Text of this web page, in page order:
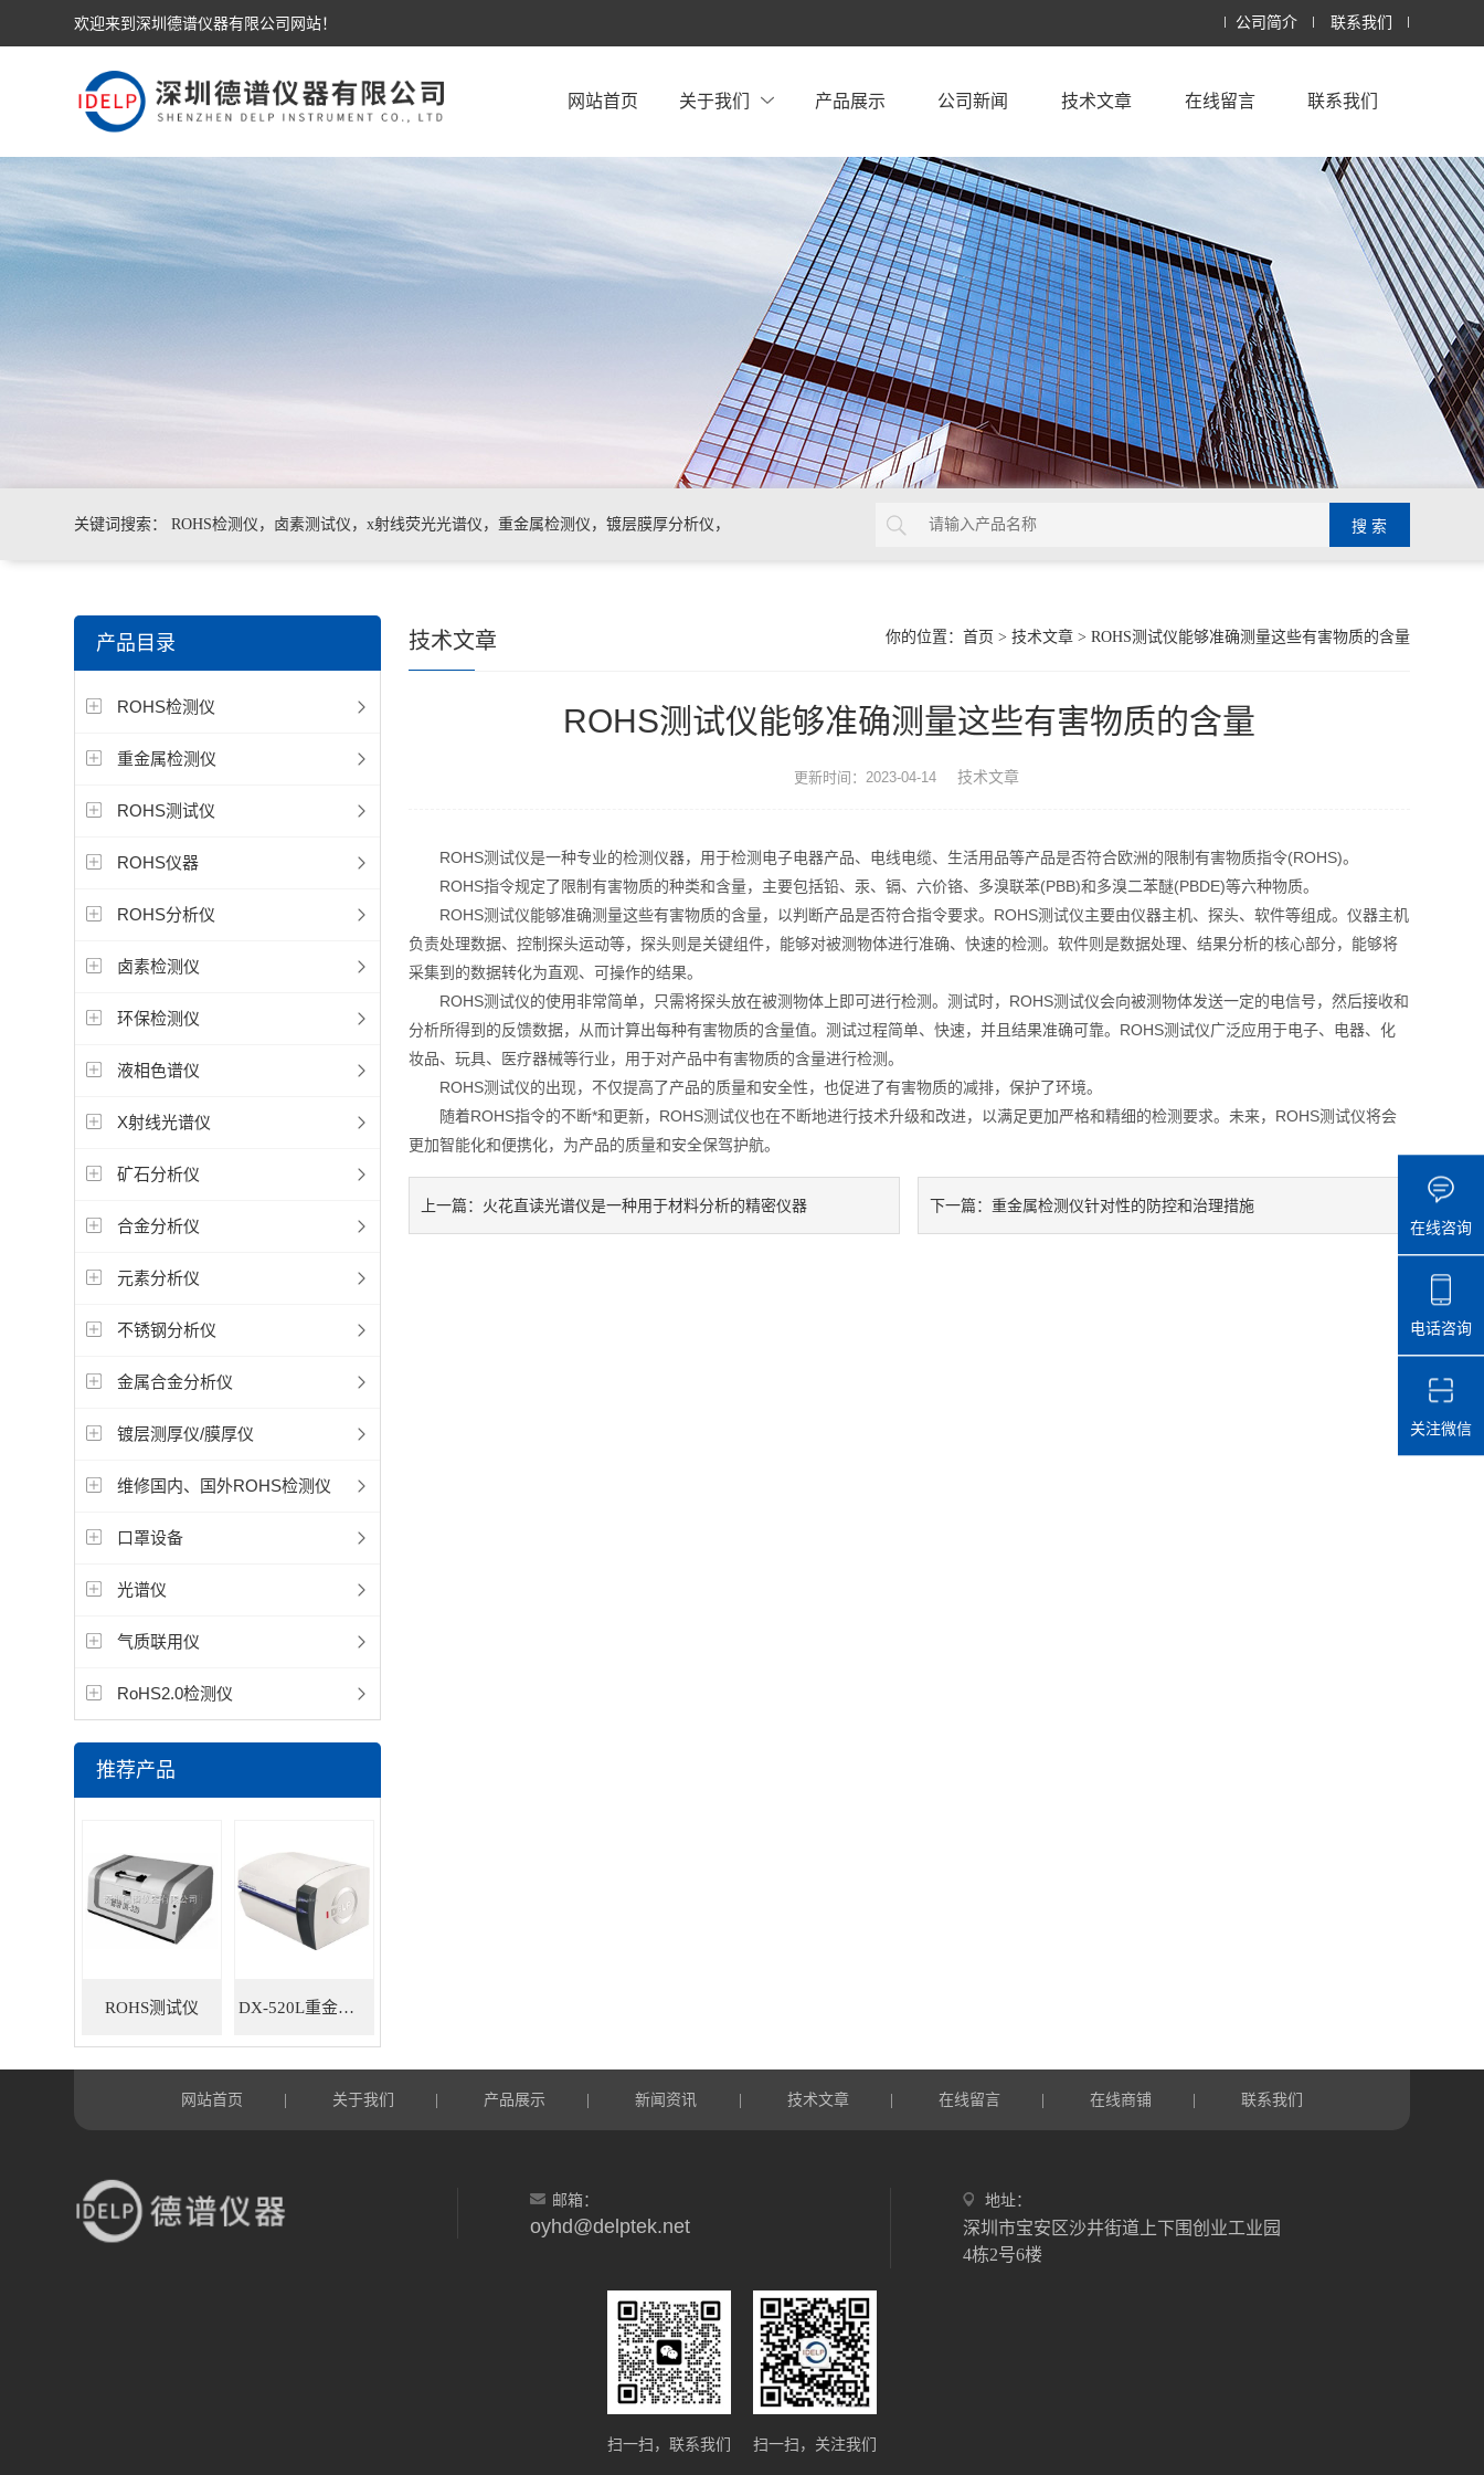
欢迎来到深圳德谱仪器有限公司网站！ 公司简介 联系我们
网站首页 关于我们 产品展示 公司新闻 技术文章 在线留言 联系我们
关键词搜索： ROHS检测仪，卤素测试仪，x射线荧光光谱仪，重金属检测仪，镀层膜厚分析仪，
测仪，色谱仪，光谱仪
产品目录
ROHS检测仪
重金属检测仪
ROHS测试仪
ROHS仪器
ROHS分析仪
卤素检测仪
环保检测仪
液相色谱仪
X射线光谱仪
矿石分析仪
合金分析仪
元素分析仪
不锈钢分析仪
金属合金分析仪
镀层测厚仪/膜厚仪
维修国内、国外ROHS检测仪
口罩设备
光谱仪
气质联用仪
RoHS2.0检测仪
推荐产品
ROHS测试仪 DX-520L重金属ROHS检测仪
你的位置： 首页 > 技术文章> ROHS测试仪能够准确测量这些有害物质的含量
技术文章
ROHS测试仪能够准确测量这些有害物质的含量
更新时间：2023-04-14 技术文章
ROHS测试仪是一种专业的检测仪器，用于检测电子电器产品、电线电缆、生活用品等产品是否符合欧洲的限制有害物质指令(ROHS)。
ROHS指令规定了限制有害物质的种类和含量，主要包括铅、汞、镉、六价铬、多溴联苯(PBB)和多溴二苯醚(PBDE)等六种物质。
ROHS测试仪能够准确测量这些有害物质的含量，以判断产品是否符合指令要求。ROHS测试仪主要由仪器主机、探头、软件等组成。仪器主机
负责处理数据、控制探头运动等，探头则是关键组件，能够对被测物体进行准确、快速的检测。软件则是数据处理、结果分析的核心部分，能够将
采集到的数据转化为直观、可操作的结果。
ROHS测试仪的使用非常简单，只需将探头放在被测物体上即可进行检测。测试时，ROHS测试仪会向被测物体发送一定的电信号，然后接收和
分析所得到的反馈数据，从而计算出每种有害物质的含量值。测试过程简单、快速，并且结果准确可靠。ROHS测试仪广泛应用于电子、电器、化
妆品、玩具、医疗器械等行业，用于对产品中有害物质的含量进行检测。
ROHS测试仪的出现，不仅提高了产品的质量和安全性，也促进了有害物质的减排，保护了环境。
随着ROHS指令的不断*和更新，ROHS测试仪也在不断地进行技术升级和改进，以满足更加严格和精细的检测要求。未来，ROHS测试仪将会
更加智能化和便携化，为产品的质量和安全保驾护航。
上一篇： 火花直读光谱仪是一种用于材料分析的精密仪器 下一篇：重金属检测仪针对性的防控和治理措施
网站首页 关于我们 产品展示 新闻资讯 技术文章 在线留言 在线商铺 联系我们
邮箱：
oyhd@delptek.net
地址：
深圳市宝安区沙井街道上下围创业工业园
4栋2号6楼
扫一扫，联系我们 扫一扫，关注我们
在线咨询
电话咨询
关注微信